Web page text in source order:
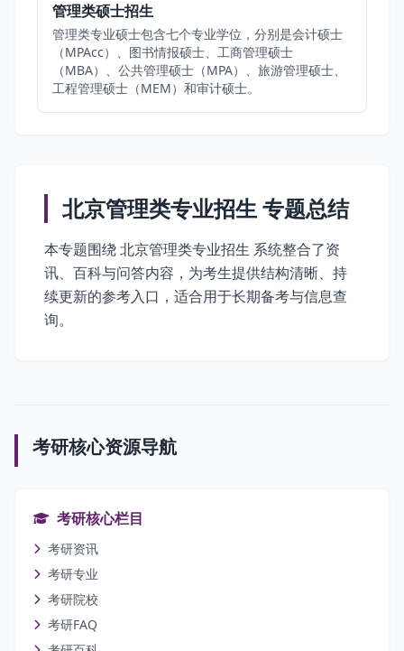
管理类硕士招生
管理类专业硕士包含七个专业学位，分别是会计硕士
（MPAcc）、图书情报硕士、工商管理硕士
（MBA）、公共管理硕士（MPA）、旅游管理硕士、
工程管理硕士（MEM）和审计硕士。
北京管理类专业招生 专题总结
本专题围绕 北京管理类专业招生 系统整合了资
讯、百科与问答内容，为考生提供结构清晰、持
续更新的参考入口，适合用于长期备考与信息查
询。
考研核心资源导航
考研核心栏目
考研资讯
考研专业
考研院校
考研FAQ